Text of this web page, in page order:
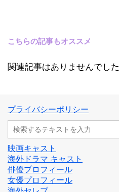
こちらの記事もオススメ
関連記事はありませんでした
プライバシーポリシー
映画キャスト
海外ドラマ キャスト
俳優プロフィール
女優プロフィール